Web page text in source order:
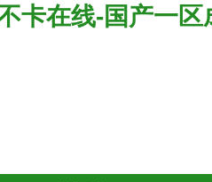
卡在线-国产一